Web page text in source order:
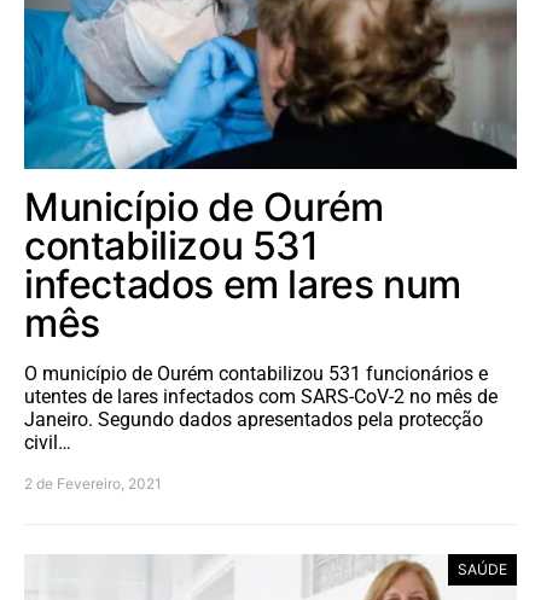
Município de Ourém
contabilizou 531
infectados em lares num
mês
O município de Ourém contabilizou 531 funcionários e
utentes de lares infectados com SARS-CoV-2 no mês de
Janeiro. Segundo dados apresentados pela protecção
civil…
2 de Fevereiro, 2021
SAÚDE